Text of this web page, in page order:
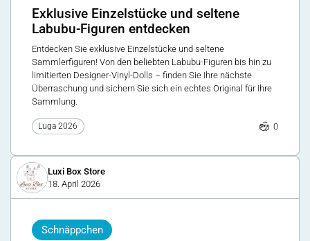
Exklusive Einzelstücke und seltene
Labubu-Figuren entdecken
Entdecken Sie exklusive Einzelstücke und seltene
Sammlerfiguren! Von den beliebten Labubu-Figuren bis hin zu
limitierten Designer-Vinyl-Dolls – finden Sie Ihre nächste
Überraschung und sichern Sie sich ein echtes Original für Ihre
Sammlung.
Luga 2026 0
Luxi Box Store
18. April 2026
Schnäppchen